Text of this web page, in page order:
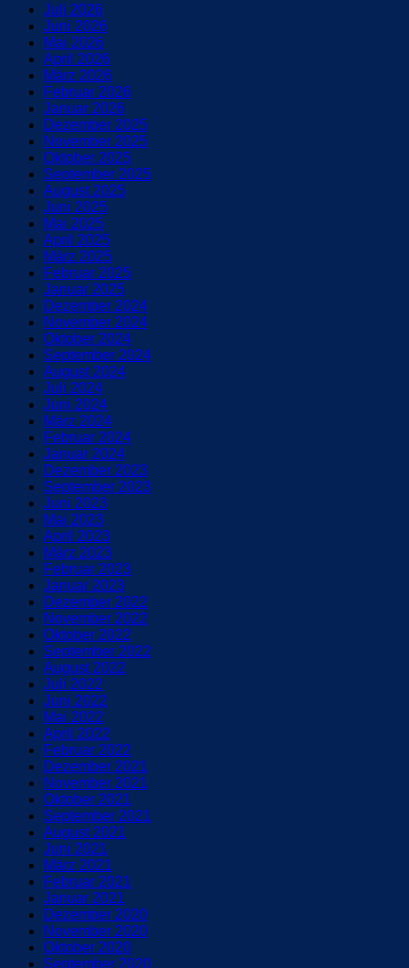
Juli 2026
Juni 2026
Mai 2026
April 2026
März 2026
Februar 2026
Januar 2026
Dezember 2025
November 2025
Oktober 2025
September 2025
August 2025
Juni 2025
Mai 2025
April 2025
März 2025
Februar 2025
Januar 2025
Dezember 2024
November 2024
Oktober 2024
September 2024
August 2024
Juli 2024
Juni 2024
März 2024
Februar 2024
Januar 2024
Dezember 2023
September 2023
Juni 2023
Mai 2023
April 2023
März 2023
Februar 2023
Januar 2023
Dezember 2022
November 2022
Oktober 2022
September 2022
August 2022
Juli 2022
Juni 2022
Mai 2022
April 2022
Februar 2022
Dezember 2021
November 2021
Oktober 2021
September 2021
August 2021
Juni 2021
März 2021
Februar 2021
Januar 2021
Dezember 2020
November 2020
Oktober 2020
September 2020